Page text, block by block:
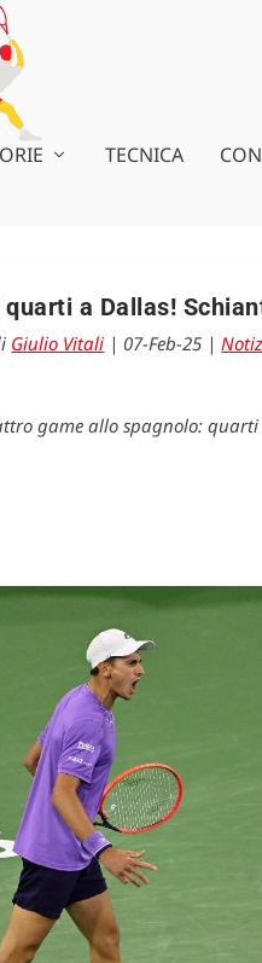
TECNICA
a Dallas!
Giulio Vitali | 07-Feb-25 |
game allo spagnolo: